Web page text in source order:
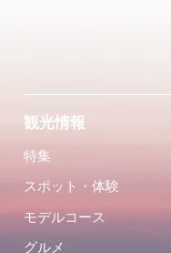
観光情報
特集
スポット・体験
モデルコース
グルメ